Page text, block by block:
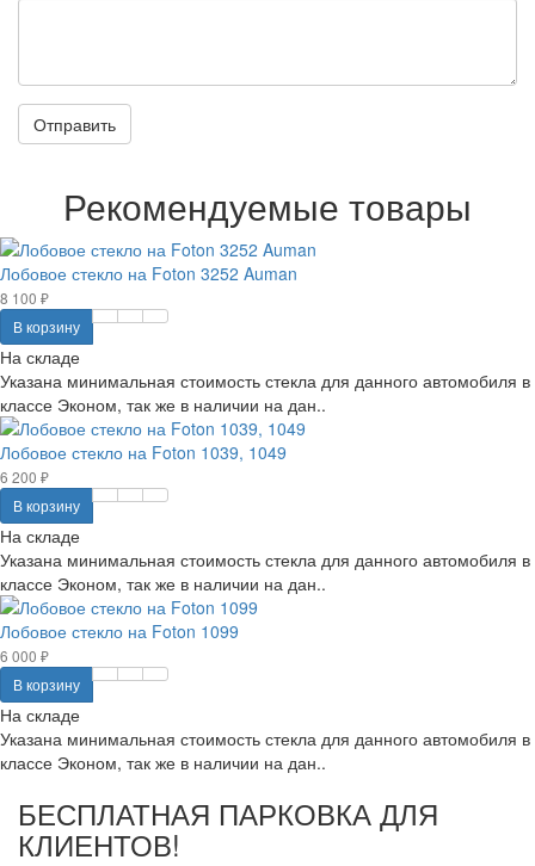
Отправить
Рекомендуемые товары
Лобовое стекло на Foton 3252 Auman
8 100 ₽
В корзину
На складе
Указана минимальная стоимость стекла для данного автомобиля в
классе Эконом, так же в наличии на дан..
Лобовое стекло на Foton 1039, 1049
6 200 ₽
В корзину
На складе
Указана минимальная стоимость стекла для данного автомобиля в
классе Эконом, так же в наличии на дан..
Лобовое стекло на Foton 1099
6 000 ₽
В корзину
На складе
Указана минимальная стоимость стекла для данного автомобиля в
классе Эконом, так же в наличии на дан..
БЕСПЛАТНАЯ ПАРКОВКА ДЛЯ
КЛИЕНТОВ!